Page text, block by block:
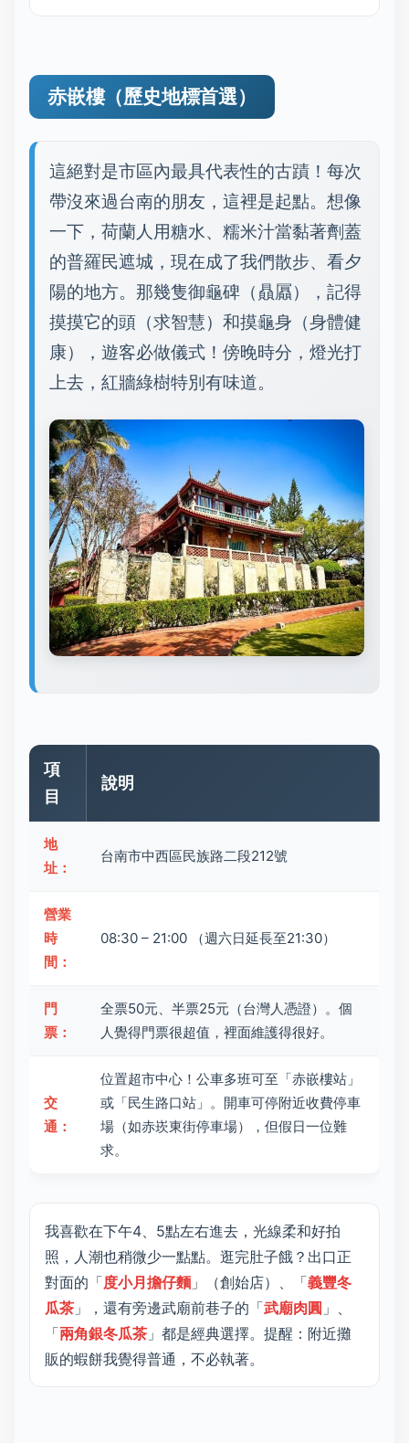
赤嵌樓（歷史地標首選）
這絕對是市區內最具代表性的古蹟！每次
帶沒來過台南的朋友，這裡是起點。想像
一下，荷蘭人用糖水、糯米汁當黏著劑蓋
的普羅民遮城，現在成了我們散步、看夕
陽的地方。那幾隻御龜碑（贔屭），記得
摸摸它的頭（求智慧）和摸龜身（身體健
康），遊客必做儀式！傍晚時分，燈光打
上去，紅牆綠樹特別有味道。
項
目
說明
地
址：
台南市中西區民族路二段212號
營業
時
間：
08:30 – 21:00 （週六日延長至21:30）
門
票：
全票50元、半票25元（台灣人憑證）。個
人覺得門票很超值，裡面維護得很好。
交
通：
位置超市中心！公車多班可至「赤嵌樓站」
或「民生路口站」。開車可停附近收費停車
場（如赤崁東街停車場），但假日一位難
求。
我喜歡在下午4、5點左右進去，光線柔和好拍
照，人潮也稍微少一點點。逛完肚子餓？出口正
對面的「度小月擔仔麵 」（創始店）、「義豐冬
瓜茶 」，還有旁邊武廟前巷子的「武廟肉圓 」、
「兩角銀冬瓜茶 」都是經典選擇。提醒：附近攤
販的蝦餅我覺得普通，不必執著。